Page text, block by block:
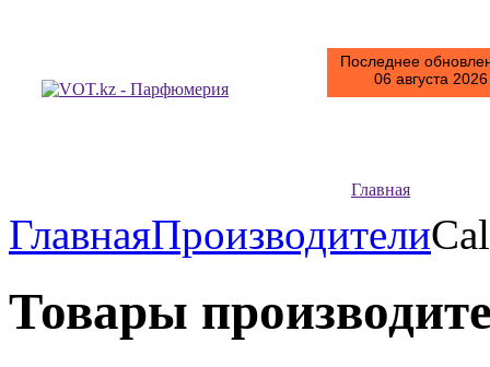
Последнее
06 августа
Главная
ГлавнаяПроизводители
Товары